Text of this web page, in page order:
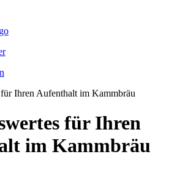
für Ihren
im Kammbräu